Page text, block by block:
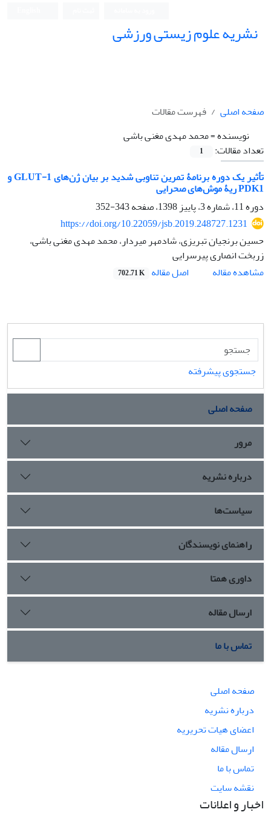
نشریه علوم زیستی ورزشی
صفحه اصلی
فهرست مقالات
نویسنده =محمد مهدی مغنی باشی
تعداد مقالات:
1
تأثیر یک دوره برنامۀ تمرین تناوبی شدید بر بیان ژن‌های GLUT-1 و
PDK1 ریۀ موش‌های صحرایی
دوره 11، شماره 3، پاییز 1398، صفحه
343-352
https://doi.org/10.22059/jsb.2019.248727.1231
حسین برنجیان تبریزی، شادمهر میردار، محمد مهدی مغنی باشی،
زربخت انصاری پیرسرایی
مشاهده مقاله
اصل مقاله 702.71 K
جستجوی پیشرفته
صفحه اصلی
مرور
درباره نشریه
سیاست‌ها
راهنمای نویسندگان
داوری همتا
ارسال مقاله
تماس با ما
صفحه اصلی
درباره نشریه
اعضای هیات تحریریه
ارسال مقاله
تماس با ما
نقشه سایت
اخبار و اعلانات